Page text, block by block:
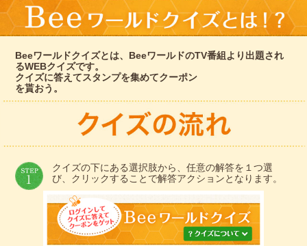
Beeワールドクイズとは、BeeワールドのTV番組より出題され
るWEBクイズです。
クイズに答えてスタンプを集めてクーポン
を貰おう。
クイズの下にある選択肢から、任意の解答を１つ選
び、クリックすることで解答アクションとなります。